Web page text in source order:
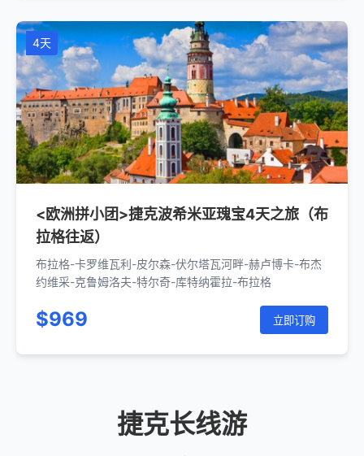
4天
<欧洲拼小团>捷克波希米亚瑰宝4天之旅（布
拉格往返）
布拉格-卡罗维瓦利-皮尔森-伏尔塔瓦河畔-赫卢博卡-布杰
约维采-克鲁姆洛夫-特尔奇-库特纳霍拉-布拉格
$969 立即订购
捷克长线游